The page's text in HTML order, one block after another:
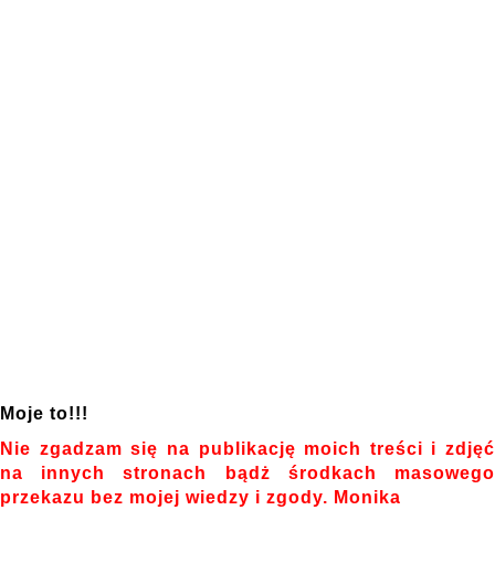
Moje to!!!
Nie zgadzam się na publikację moich treści i zdjęć
na innych stronach bądż środkach masowego
przekazu bez mojej wiedzy i zgody. Monika